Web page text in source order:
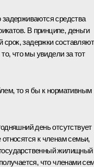
задерживаются средства
В принципе, деньги
задержки составляют
что мы увидели за тот
то я бы к нормативным
день отсутствует
к членам семьи,
жилищный
что членами